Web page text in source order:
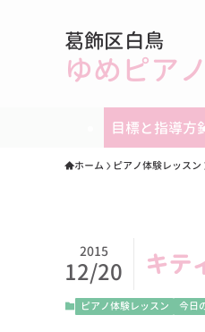
葛飾区白鳥
ゆめピア
目標と指導方
ホーム ピアノ体験レッスン
キテ
2015
12/20
ピアノ体験レッスン 今日